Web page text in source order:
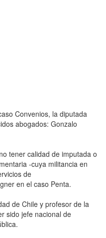
Convenios, la diputada
abogados: Gonzalo
tener calidad de imputada o
-cuya militancia en
de
en el caso Penta.
de Chile y profesor de la
sido jefe nacional de